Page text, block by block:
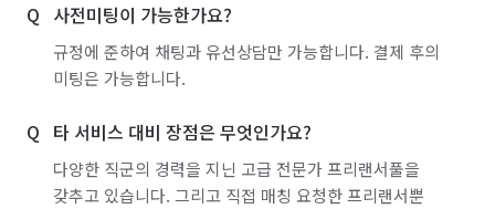
사전미팅이 가능한가요?
규정에 준하여 채팅과 유선상담만 가능합니다. 결제 후의
미팅은 가능합니다.
타 서비스 대비 장점은 무엇인가요?
다양한 직군의 경력을 지닌 고급 전문가 프리랜서풀을
갖추고 있습니다. 그리고 직접 매칭 요청한 프리랜서뿐